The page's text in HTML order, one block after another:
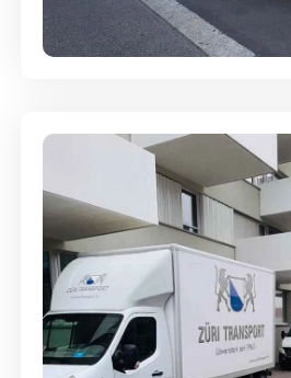
Full-Service - Für